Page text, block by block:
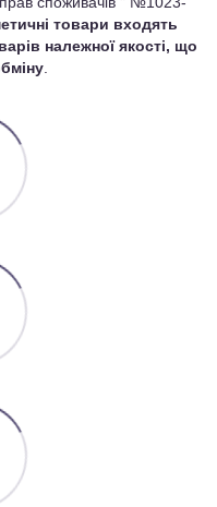
товари входять
належної якості, що